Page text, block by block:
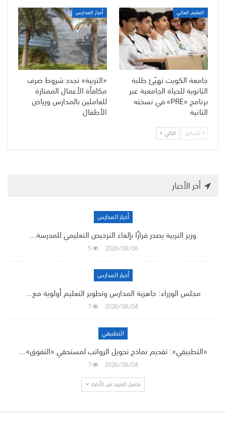
التعليم العالي
جامعة الكويت تهيّئ طلبة
الثانوية للحياة الجامعية عبر
برنامج «PRE» في نسخته
الثانية
أخبار المدارس
«التربية» تحدد شروط صرف
مكافأة الأعمال الممتازة
للعاملين بالمدارس ورياض
الأطفال
السابق التالي
أخر الأخبار
أخبار المدارس
وزير التربية يصدر قرارًا بإلغاء الترخيص التعليمي للمدرسة…
2026/08/06
5
أخبار المدارس
مجلس الوزراء: جاهزية المدارس وتطوير التعليم أولوية مع…
2026/08/04
7
التطبيقي
«التطبيقي»: تقديم نماذج تحويل الرواتب لمستحقي «التفوق»…
2026/08/04
7
تحميل المزيد من الأخبار